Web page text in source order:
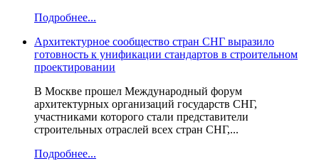
Подробнее...
Архитектурное сообщество стран СНГ выразило
готовность к унификации стандартов в строительном
проектировании
В Москве прошел Международный форум
архитектурных организаций государств СНГ,
участниками которого стали представители
строительных отраслей всех стран СНГ,...
Подробнее...